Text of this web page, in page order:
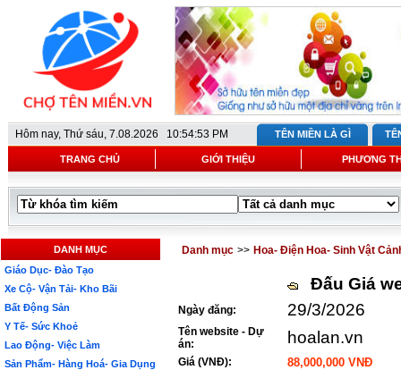
Hôm nay, Thứ sáu, 7.08.2026 10:54:53 PM TÊN MIỀN LÀ GÌ
TRANG CHỦ GIỚI THIỆU PHƯƠNG
DANH MỤC
Giáo Dục- Đào Tạo
Xe Cộ- Vận Tải- Kho Bãi
Bất Động Sản
Y Tế- Sức Khoẻ
Lao Động- Việc Làm
Sản Phẩm- Hàng Hoá- Gia Dụng
Danh mục >> Hoa- Điện Hoa- Sinh Vật
Đấu Giá
Ngày đăng: 29/3/2026
Tên website - Dự
án:
hoalan.vn
Giá (VNĐ): 88,000,000 VNĐ